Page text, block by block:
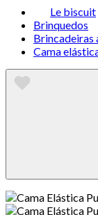
Le biscuit
Brinquedos
Brincadeiras
Cama